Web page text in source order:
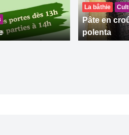
La bâthie
Pâte en
polenta